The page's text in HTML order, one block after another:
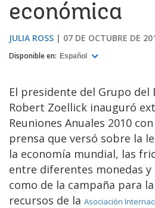
económica
JULIA ROSS 07 DE OCTUBRE DE
Disponible en: Español
El presidente del Grupo del
Robert Zoellick inauguró
Reuniones Anuales 2010
prensa que versó sobre la
la economía mundial, las
entre diferentes monedas
como de la campaña para
recursos de la Asociación